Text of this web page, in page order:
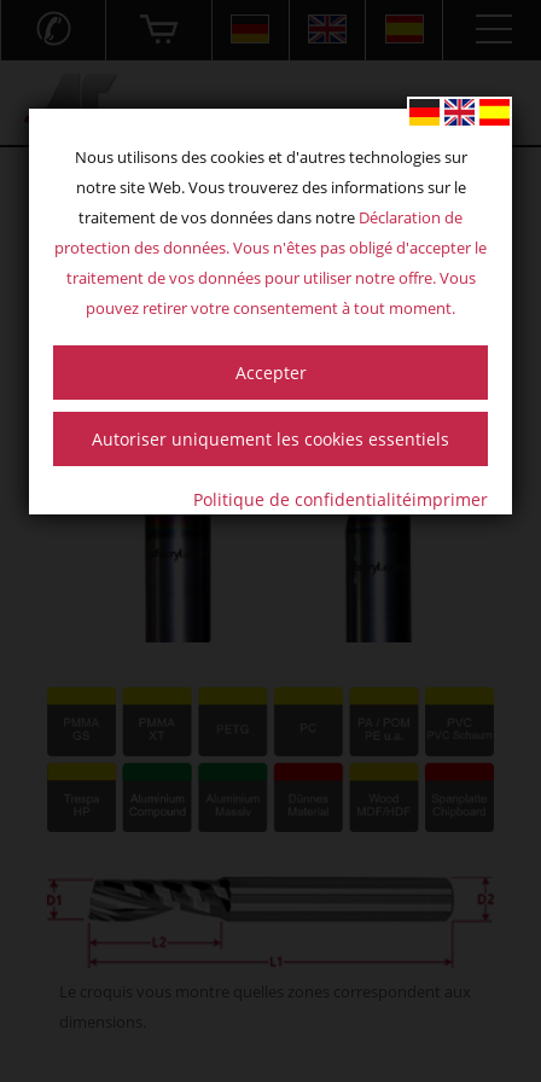
✆
Nous utilisons des cookies et d'autres technologies sur
notre site Web. Vous trouverez des informations sur le
traitement de vos données dans notre Déclaration de
protection des données. Vous n'êtes pas obligé d'accepter le
traitement de vos données pour utiliser notre offre. Vous
pouvez retirer votre consentement à tout moment.
Accepter
Autoriser uniquement les cookies essentiels
Politique de confidentialitéimprimer